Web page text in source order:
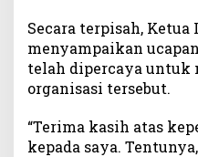
Secara terpisah,
menyampaikan
telah dipercaya untuk
organisasi tersebut.
“Terima kasih atas
kepada saya.